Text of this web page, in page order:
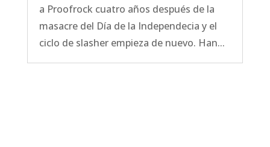
a Proofrock cuatro años después de la
masacre del Día de la Independecia y el
ciclo de slasher empieza de nuevo. Han...